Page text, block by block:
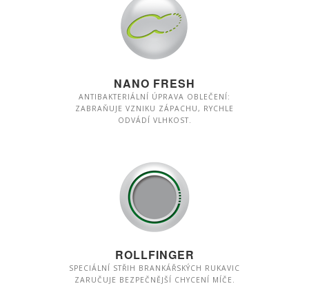
NANO FRESH
ANTIBAKTERIÁLNÍ ÚPRAVA OBLEČENÍ:
ZABRAŇUJE VZNIKU ZÁPACHU, RYCHLE
ODVÁDÍ VLHKOST.
ROLLFINGER
SPECIÁLNÍ STŘIH BRANKÁŘSKÝCH RUKAVIC
ZARUČUJE BEZPEČNĚJŠÍ CHYCENÍ MÍČE.